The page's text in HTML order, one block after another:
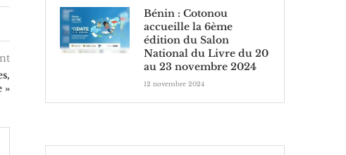
»
Bénin : Cotonou
accueille la 6ème
édition du Salon
National du Livre du 20
au 23 novembre 2024
12 novembre 2024